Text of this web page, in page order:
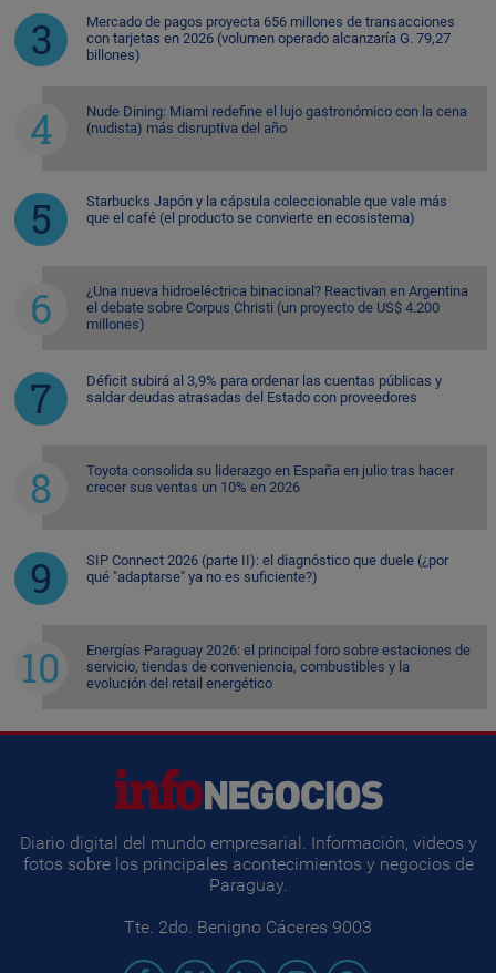
Mercado de pagos proyecta 656 millones de transacciones
con tarjetas en 2026 (volumen operado alcanzaría G. 79,27
billones)
Nude Dining: Miami redefine el lujo gastronómico con la cena
(nudista) más disruptiva del año
Starbucks Japón y la cápsula coleccionable que vale más
que el café (el producto se convierte en ecosistema)
¿Una nueva hidroeléctrica binacional? Reactivan en Argentina
el debate sobre Corpus Christi (un proyecto de US$ 4.200
millones)
Déficit subirá al 3,9% para ordenar las cuentas públicas y
saldar deudas atrasadas del Estado con proveedores
Toyota consolida su liderazgo en España en julio tras hacer
crecer sus ventas un 10% en 2026
SIP Connect 2026 (parte II): el diagnóstico que duele (¿por
qué "adaptarse" ya no es suficiente?)
Energías Paraguay 2026: el principal foro sobre estaciones de
servicio, tiendas de conveniencia, combustibles y la
evolución del retail energético
Diario digital del mundo empresarial. Información, videos y
fotos sobre los principales acontecimientos y negocios de
Paraguay.
Tte. 2do. Benigno Cáceres 9003